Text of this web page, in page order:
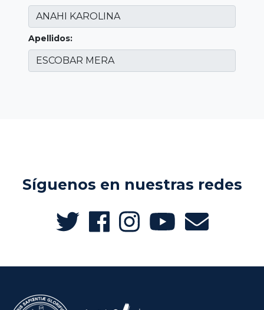
Apellidos:
Síguenos en nuestras redes